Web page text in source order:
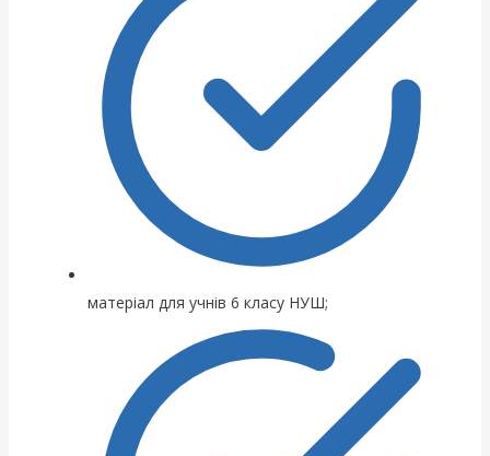
матеріал для учнів 6 класу НУШ;